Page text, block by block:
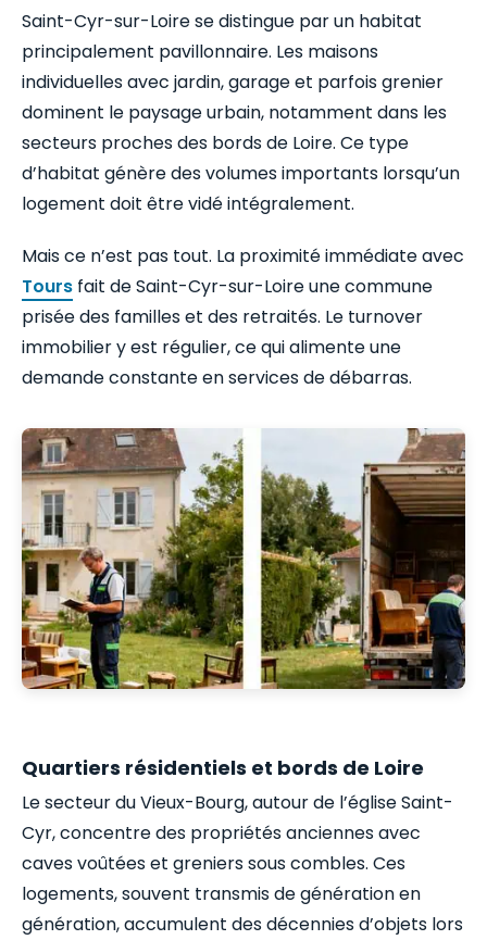
Saint-Cyr-sur-Loire se distingue par un habitat
principalement pavillonnaire. Les maisons
individuelles avec jardin, garage et parfois grenier
dominent le paysage urbain, notamment dans les
secteurs proches des bords de Loire. Ce type
d’habitat génère des volumes importants lorsqu’un
logement doit être vidé intégralement.
Mais ce n’est pas tout. La proximité immédiate avec
Tours fait de Saint-Cyr-sur-Loire une commune
prisée des familles et des retraités. Le turnover
immobilier y est régulier, ce qui alimente une
demande constante en services de débarras.
Quartiers résidentiels et bords de Loire
Le secteur du Vieux-Bourg, autour de l’église Saint-
Cyr, concentre des propriétés anciennes avec
caves voûtées et greniers sous combles. Ces
logements, souvent transmis de génération en
génération, accumulent des décennies d’objets lors